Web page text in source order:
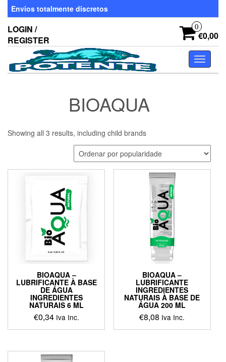
Skip
the
content
Envios totalmente discretos
LOGIN /
REGISTER
0
€0,00
Toggle
BIOAQUA
Showing all 3 results, including child brands
BIOAQUA –
LUBRIFICANTE À BASE
DE ÁGUA
INGREDIENTES
NATURAIS 6 ML
€0,34 Iva Inc.
BIOAQUA –
LUBRIFICANTE
INGREDIENTES
NATURAIS À BASE DE
ÁGUA 200 ML
€8,08 Iva Inc.